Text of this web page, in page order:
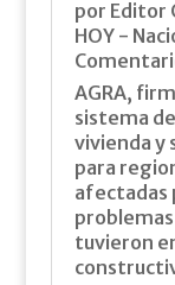
por Editor
HOY -
AGRA,
sistema
vivienda y
para
afectadas
tuvieron